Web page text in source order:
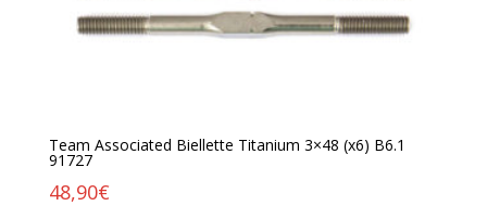
Team Associated Biellette Titanium 3×48 (x6) B6.1
91727
48,90€